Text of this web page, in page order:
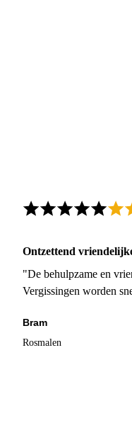
Ontzettend
"De behulpzame en
Vergissingen worden
Bram
Rosmalen